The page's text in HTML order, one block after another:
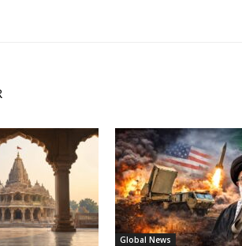
Global News